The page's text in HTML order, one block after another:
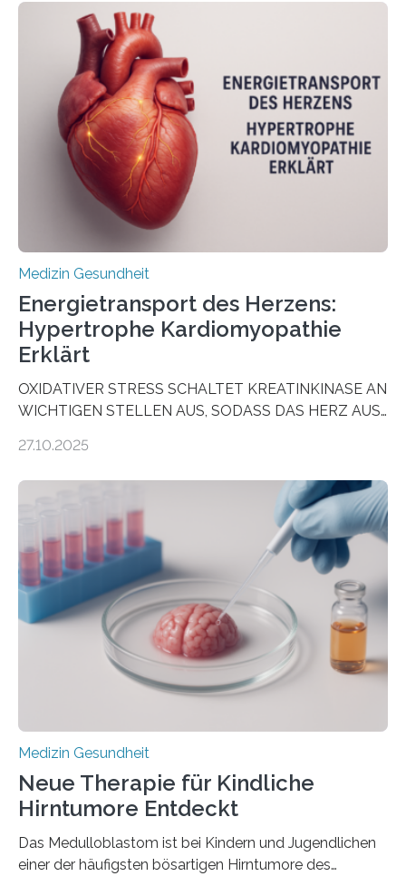
Oncology, zeigen die Forschenden, dass Mini-Tumore
aus Gewebe von Patientinnen und Patienten –
sogenannte Organoide – genutzt werden können, um
vorab zu prüfen, welche Medikamente am besten
wirken. Dabei wurde ein Eiweiß identifiziert, das künftig
als Biomarker für die Wahl der passenden Therapie
dienen könnte. Darmkrebs zählt weltweit zu den
häufigsten Krebsarten und stellt…
Medizin Gesundheit
Energietransport des Herzens:
Hypertrophe Kardiomyopathie
Erklärt
OXIDATIVER STRESS SCHALTET KREATINKINASE AN
WICHTIGEN STELLEN AUS, SODASS DAS HERZ AUS
aus dem Deutschen Zentrum für Herzinsuffizienz
im Journal Circulation, warum der Energietransport bei
der Hypertrophen Kardiomyopathie (HCM) versagen
kann und wie sich durch eine Verringerung der
Herzbelastung und des oxidativen Stresses
Rhythmusstörungen reduzieren lassen. Würzburg. Die
hypertrophe Kardiomyopathie (HCM) ist die häufigste
erblich bedingte Herzerkrankung. Sie führt dazu, dass
sich die linke Herzkammer verdickt, der Herzmuskel zu
stark kontrahiert…
27.10.2025
Medizin Gesundheit
Neue Therapie für Kindliche
Hirntumore Entdeckt
Das Medulloblastom ist bei Kindern und Jugendlichen
einer der häufigsten bösartigen Hirntumore des